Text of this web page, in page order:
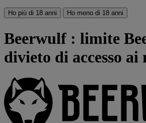
Ho più di 18 anni Ho meno di 18 anni
Beerwulf : limite
divieto di accesso